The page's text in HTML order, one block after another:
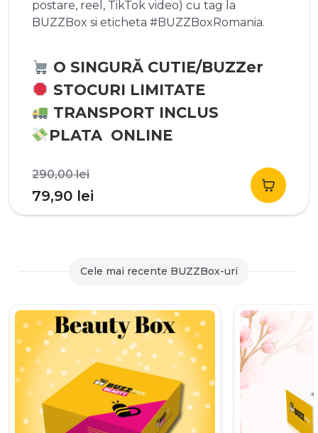
postare, reel, TikTok video) cu tag la
BUZZBox si eticheta #BUZZBoxRomania.
O SINGURĂ CUTIE/BUZZer
STOCURI LIMITATE
TRANSPORT INCLUS
PLATA ONLINE
290,00leiPrețul
inițial
a
290,00 lei.
79,90 lei
curent
79,90 lei.
Cele mai recente BUZZBox-uri